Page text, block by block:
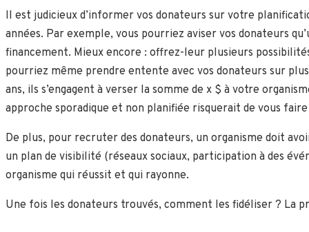
Il est judicieux d’informer vos donateurs sur votre
années. Par exemple, vous pourriez aviser vos donateurs
financement. Mieux encore : offrez-leur plusieurs
pourriez même prendre entente avec vos donateurs sur
ans, ils s’engagent à verser la somme de x $ à votre
approche sporadique et non planifiée risquerait de vous
De plus, pour recruter des donateurs, un organisme doit
un plan de visibilité (réseaux sociaux, participation à des
organisme qui réussit et qui rayonne.
Une fois les donateurs trouvés, comment les fidéliser ? La